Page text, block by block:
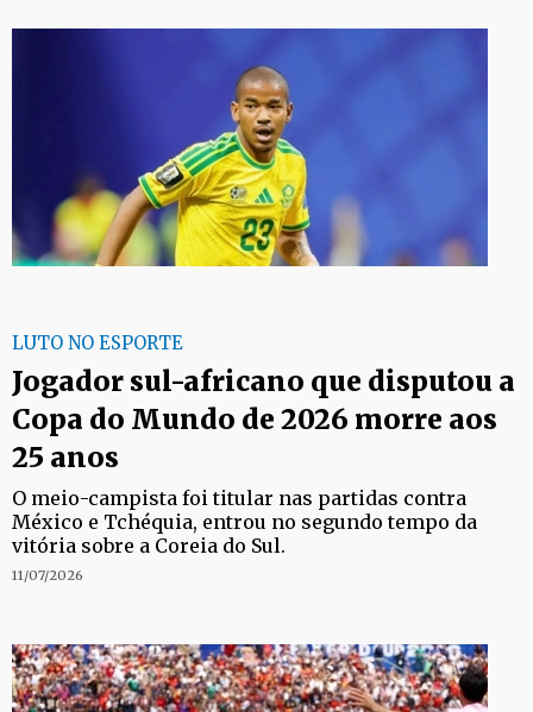
LUTO NO ESPORTE
Jogador sul-africano que disputou a
Copa do Mundo de 2026 morre aos
25 anos
O meio-campista foi titular nas partidas contra
México e Tchéquia, entrou no segundo tempo da
vitória sobre a Coreia do Sul.
11/07/2026